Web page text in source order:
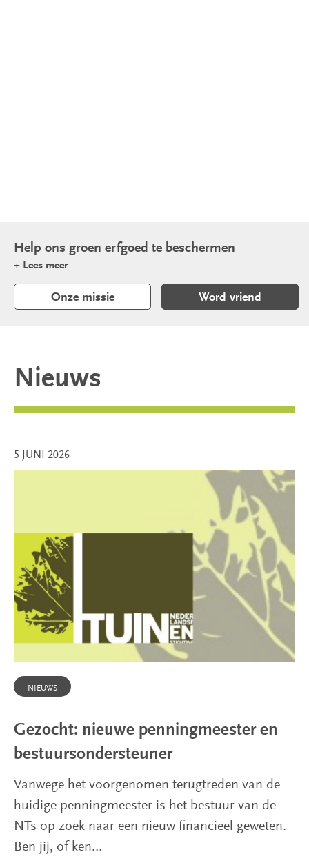
Help ons groen erfgoed te beschermen
+ Lees meer
Onze missie Word vriend
Nieuws
5 JUNI 2026
NIEUWS
Gezocht: nieuwe penningmeester en
bestuursondersteuner
Vanwege het voorgenomen terugtreden van de
huidige penningmeester is het bestuur van de
NTs op zoek naar een nieuw financieel geweten.
Ben jij, of ken…